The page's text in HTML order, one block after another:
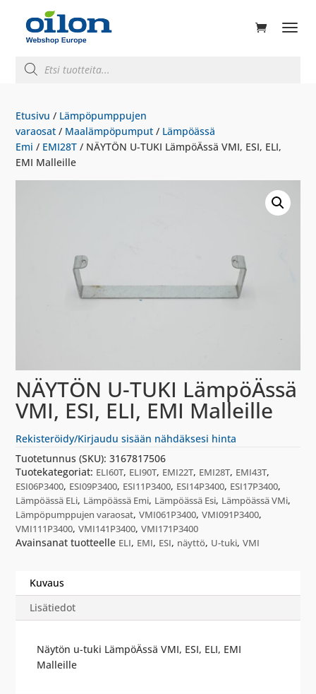
search
Etusivu / Lämpöpumppujen
varaosat / Maalämpöpumput / Lämpöässä
Emi / EMI28T / NÄYTÖN U-TUKI LämpöÄssä VMI, ESI, ELI,
EMI Malleille
NÄYTÖN U-TUKI LämpöÄssä
VMI, ESI, ELI, EMI Malleille
Rekisteröidy/Kirjaudu sisään nähdäksesi hinta
Tuotetunnus (SKU):3167817506
Tuotekategoriat: ELI60T, ELI90T, EMI22T, EMI28T, EMI43T,
ESI06P3400, ESI09P3400, ESI11P3400, ESI14P3400, ESI17P3400,
Lämpöässä ELi, Lämpöässä Emi, Lämpöässä Esi, Lämpöässä VMi,
Lämpöpumppujen varaosat,VMI061P3400,VMI091P3400,
VMI111P3400,VMI141P3400,VMI171P3400
Avainsanat tuotteelle ELI, EMI, ESI, näyttö, U-tuki,VMI
Kuvaus
Lisätiedot
Näytön u-tuki LämpöÄssä VMI, ESI, ELI, EMI
Malleille